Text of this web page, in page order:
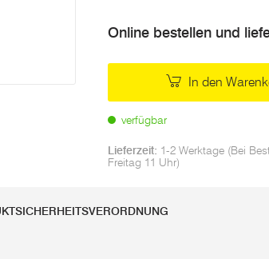
Online bestellen und
In den
verfügbar
Lieferzeit: 1-2 Werktage (Bei
Freitag 11 Uhr)